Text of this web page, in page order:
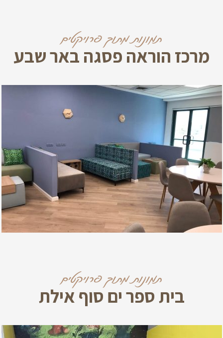
תמונות מתוך פרויקטים
מרכז הוראה פסגה באר שבע
תמונות מתוך פרויקטים
בית ספר ים סוף אילת